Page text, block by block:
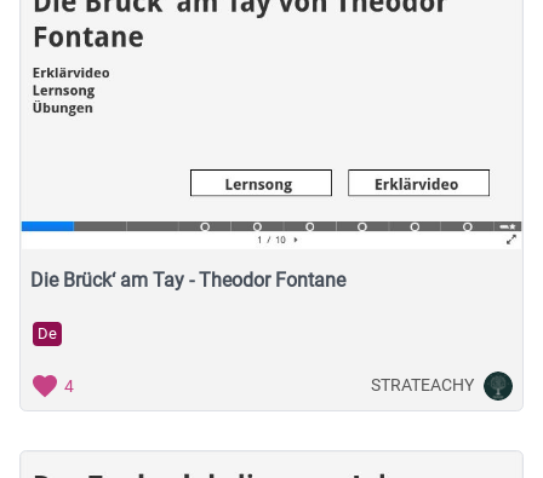
Die Brück‘ am Tay - Theodor Fontane
De
4 STRATEACHY